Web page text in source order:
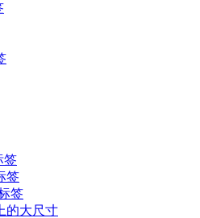
签
签
签
的大尺寸